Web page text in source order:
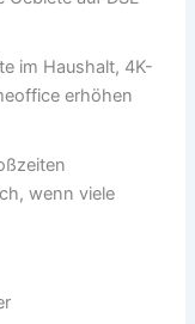
im Haushalt, 4K-
erhöhen
wenn viele